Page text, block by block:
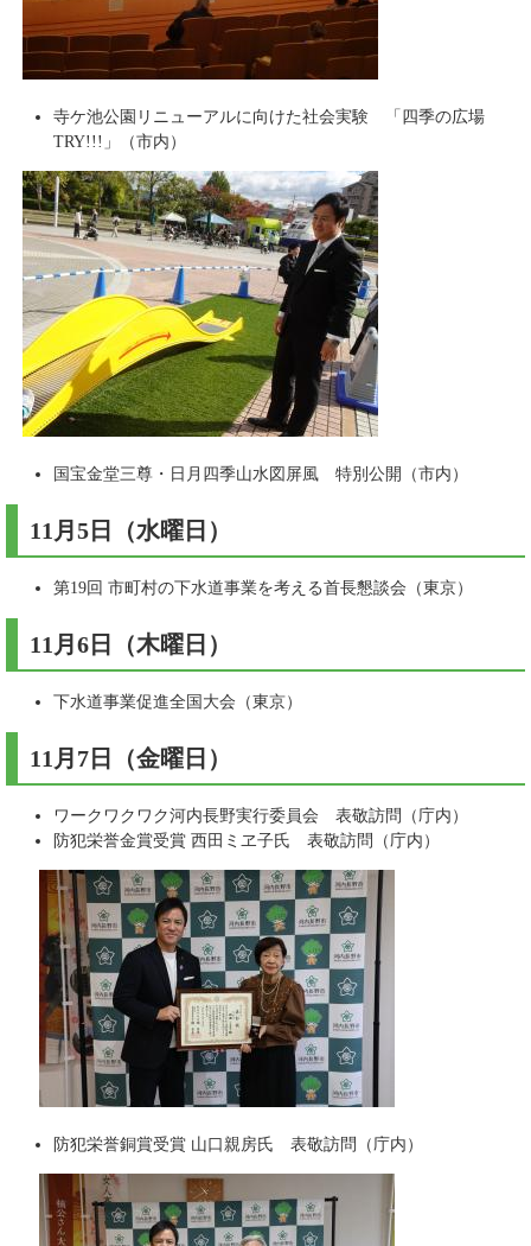
寺ケ池公園リニューアルに向けた社会実験 「四季の広場
TRY!!!」（市内）
国宝金堂三尊・日月四季山水図屏風 特別公開（市内）
11月5日（水曜日）
第19回 市町村の下水道事業を考える首長懇談会（東京）
11月6日（木曜日）
下水道事業促進全国大会（東京）
11月7日（金曜日）
ワークワクワク河内長野実行委員会 表敬訪問（庁内）
防犯栄誉金賞受賞 西田ミヱ子氏 表敬訪問（庁内）
防犯栄誉銅賞受賞 山口親房氏 表敬訪問（庁内）